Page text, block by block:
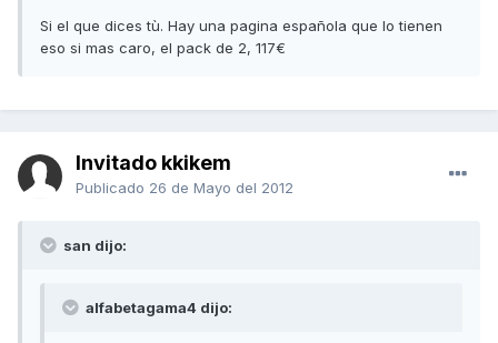
Si el que dices tù. Hay una pagina española que lo tienen
eso si mas caro, el pack de 2, 117€
Invitado kkikem
Publicado 26 de Mayo del 2012
san dijo:
alfabetagama4 dijo: